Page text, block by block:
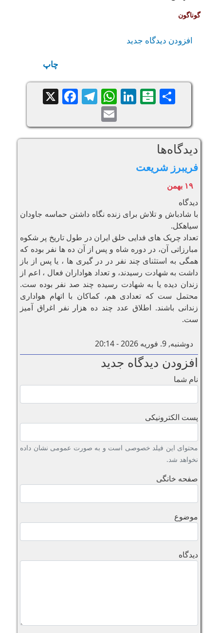
گوناگون
افزودن دیدگاه جدید
چاپ
Share
Balatarin
LinkedIn
WhatsApp
Telegram
Facebook
X
Email
دیدگاه‌ها
فریبرز شریعت
دیدگاه
با شادباش و تلاش برای زندە نگاه داشتن حماسه جاودان
سیاهکل.
تعداد چریک های فدایی خلق ایران در طول تاریخ پر شکوه
مبارزاتی آن، در دوره شاه و پس از آن ده ها نفر بودە که
همگی به استثنای چند نفر در در گیری ها ، یا پس از باز
داشت به شهادت رسیدند، و تعداد هواداران فعال ، اعم از
زندان دیده یا به شهادت رسیده چند صد نفر بودە ست.
محتمل ست که تعدادی هم، کماکان با اتهام هواداری
زندانی باشند. اطلاق عدد چند ده هزار نفر اغراق آمیز
ست.
دوشنبه, 9. فوریه 2026 - 20:14
افزودن دیدگاه جدید
نام شما
پست الکترونیکی
محتوای این فیلد خصوصی است و به صورت عمومی نشان داده
نخواهد شد.
صفحه خانگی
موضوع
دیدگاه